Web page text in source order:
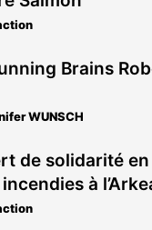
Brains
WUNSCH
de solidarité
à